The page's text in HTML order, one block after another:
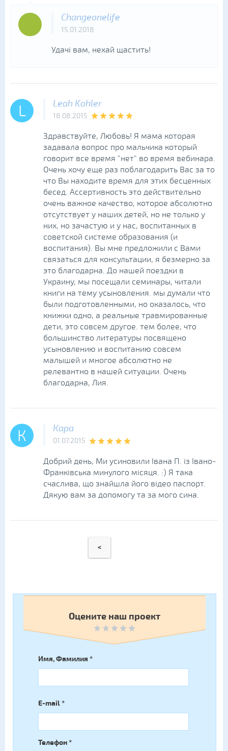
Changeonelife
15.01.2018
Удачі вам, нехай щастить!
L Leah Kohler
18.08.2015
Здравствуйте, Любовь! Я мама которая
задавала вопрос про мальчика который
говорит все время "нет" во время вебинара.
Очень хочу еще раз поблагодарить Вас за то
что Вы находите время для этих бесценных
бесед. Ассертивность это действительно
очень важное качество, которое абсолютно
отсутствует у наших детей, но не только у
них, но зачастую и у нас, воспитанных в
советской системе образования (и
воспитания). Вы мне предложили с Вами
связаться для консультации, я безмерно за
это благодарна. До нашей поездки в
Украину, мы посещали семинары, читали
книги на тему усыновления. мы думали что
были подготовленными, но оказалось, что
книжки одно, а реальные травмированные
дети, это совсем другое. тем более, что
большинство литературы посвящено
усыновлению и воспитанию совсем
малышей и многое абсолютно не
релевантно в нашей ситуации. Очень
благодарна, Лия.
К Кара
01.07.2015
Добрий день, Ми усиновили Івана П. із Івано-
Франківська минулого місяця. :) Я така
счаслива, що знайшла його відео паспорт.
Дякую вам за допомогу та за мого сина.
<
Оцените наш проект
Имя, Фамилия *
E-mail*
Телефон*